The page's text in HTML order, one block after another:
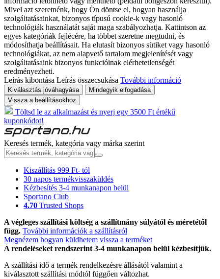
Mivel azt szeretnénk, hogy Ön döntse el, hogyan használja
szolgáltatásainkat, bizonyos típusú cookie-k vagy hasonló
technológiák használatát saját maga szabályozhatja. Kattintson az
egyes kategóriák fejlécére, ha többet szeretne megtudni, és
módosíthatja beállításait. Ha elutasít bizonyos sütiket vagy hasonló
technológiákat, az nem alapvető tartalom megjelenítését vagy
szolgáltatásaink bizonyos funkcióinak elérhetetlenségét
eredményezheti.
Leírás kibontása Leírás összecsukása További információ
Kiválasztás jóváhagyása
Mindegyik elfogadása
Vissza a beállításokhoz
Töltsd le az alkalmazást és nyerj egy 3500 Ft értékű
kuponkódot!
Keresés termék, kategória vagy márka szerint
Kiszállítás 999 Ft- tól
30 napos termékvisszaküldés
Kézbesítés 3-4 munkanapon belül
Sportano Club
4.70 Trusted Shops
A végleges szállítási költség a szállítmány súlyától és méretétől
függ. További információk a szállításról
Megnézem hogyan küldhetem vissza a terméket
A rendeléseket rendszerint 3-4 munkanapon belül kézbesítjük.
A szállítási idő a termék rendelkezésre állásától valamint a
kiválasztott szállítási módtól függően változhat.